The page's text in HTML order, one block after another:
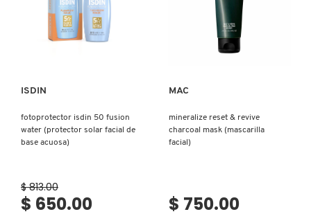
Ver más
ISDIN
fotoprotector isdin 50 fusion
water (protector solar facial de
base acuosa)
$ 813.00
$ 650.00
Ver más
MAC
mineralize reset & revive
charcoal mask (mascarilla
facial)
$ 750.00